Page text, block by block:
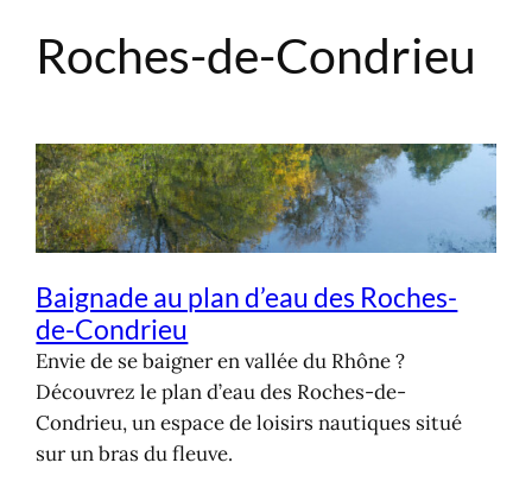
AllerRoches-de-Condrieu
Baignade au plan d’eau des Roches-
de-Condrieu
Envie de se baigner en vallée du Rhône ?
Découvrez le plan d’eau des Roches-de-
Condrieu, un espace de loisirs nautiques situé
sur un bras du fleuve.